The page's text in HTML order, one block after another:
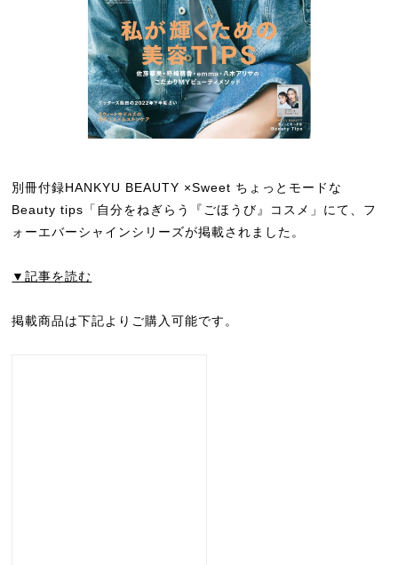
別冊付録HANKYU BEAUTY ×Sweet ちょっとモードな
Beauty tips「自分をねぎらう『ごほうび』コスメ」にて、フ
ォーエバーシャインシリーズが掲載されました。
▼記事を読む
掲載商品は下記よりご購入可能です。